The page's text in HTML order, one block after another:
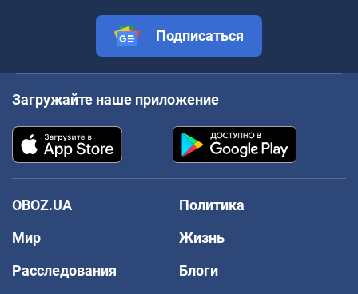
Подписаться
Загружайте наше приложение
OBOZ.UA
Политика
Мир
Жизнь
Расследования
Блоги